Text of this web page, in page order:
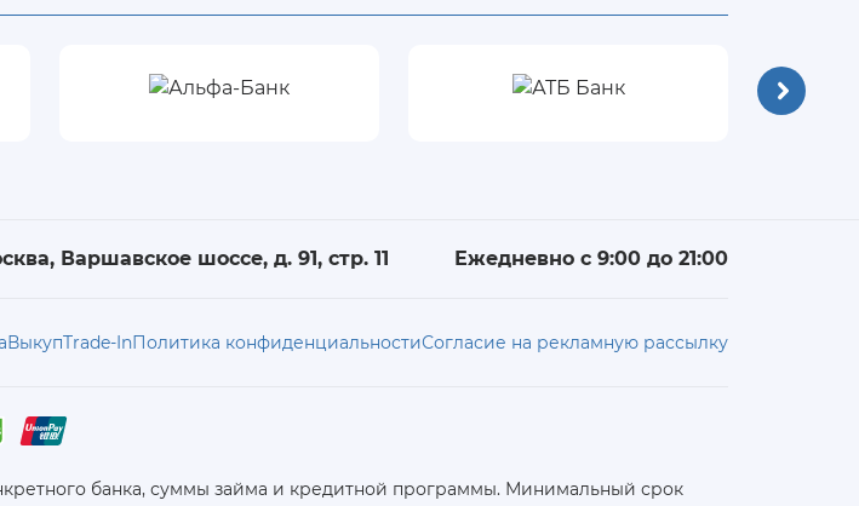
Варшавское шоссе, д. 91, стр. 11 Ежедневно с 9:00 до 21:00
ВыкупTrade-InПолитика конфиденциальностиСогласие на рекламную рассылку
банка, суммы займа и кредитной программы. Минимальный срок